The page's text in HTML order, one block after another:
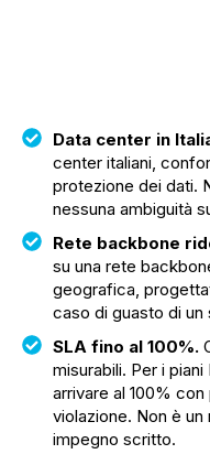
Data center in
center italiani,
protezione dei dati.
nessuna ambiguità
Rete backbone
su una rete
geografica,
caso di guasto di
SLA fino al 100%.
misurabili. Per i
arrivare al 100%
violazione. Non è
impegno scritto.